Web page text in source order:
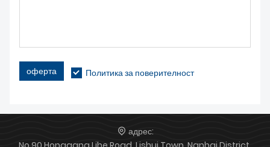
оферта Политика за поверителност
адрес: